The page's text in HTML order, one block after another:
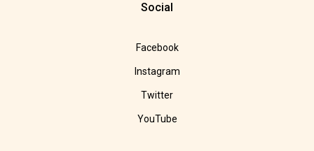
Social
Facebook
Instagram
Twitter
YouTube